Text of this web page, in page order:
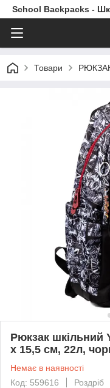
School Backpacks -
Товари
Рюкзак шкільний
х 15,5 см, 22л,
Немає в наявності
Код: 559616
Роздріб